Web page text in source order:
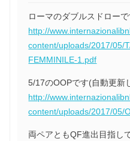
ローマのダブルスドローで
http://
content/uploads/2017/05/
FEMMINILE-1.pdf
5/17のOOPです(自動更新
http://
content/uploads/2017/05/
両ペアともQF進出目指し